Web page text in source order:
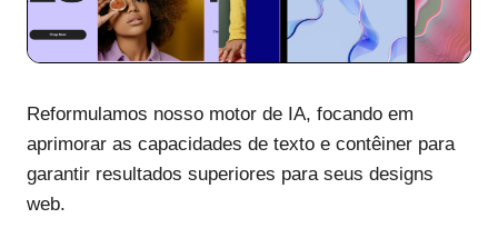
Reformulamos nosso motor de IA, focando em
aprimorar as capacidades de texto e contêiner para
garantir resultados superiores para seus designs
web.